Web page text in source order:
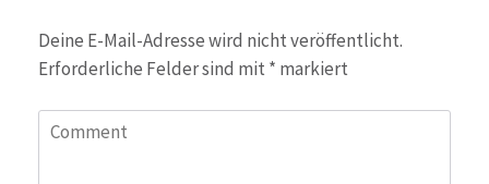
Deine E-Mail-Adresse wird nicht veröffentlicht.
Erforderliche Felder sind mit * markiert
Comment